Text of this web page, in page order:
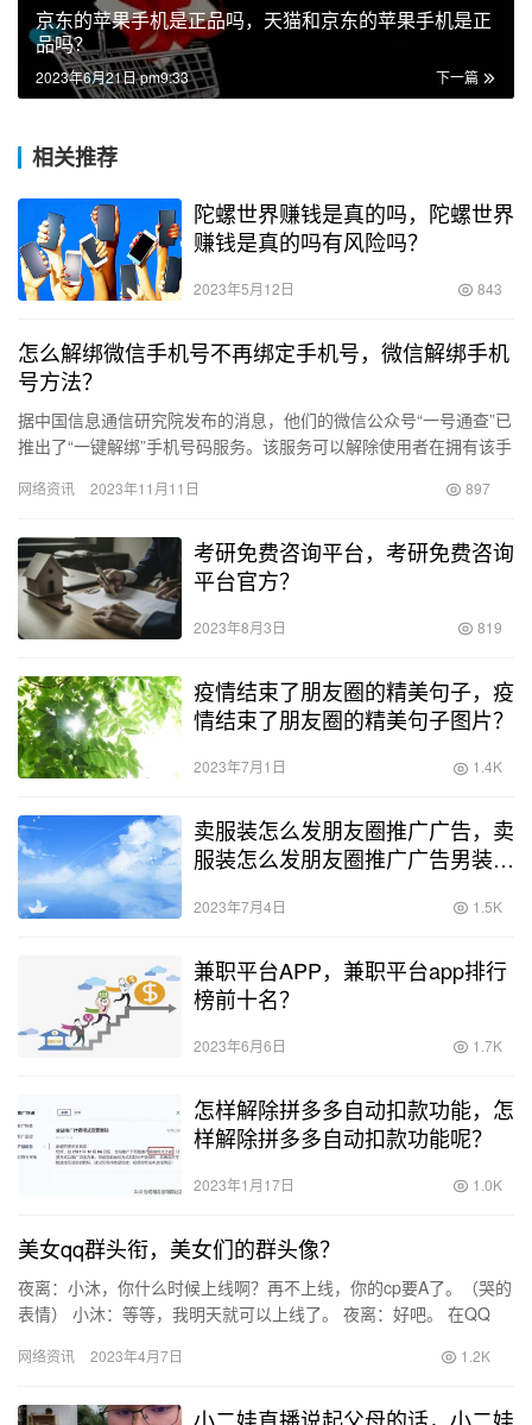
京东的苹果手机是正品吗，天猫和京东的苹果手机是正
品吗？
下一篇
2023年6月21日 pm9:33
相关推荐
陀螺世界赚钱是真的吗，陀螺世界
赚钱是真的吗有风险吗？
2023年5月12日 843
怎么解绑微信手机号不再绑定手机号，微信解绑手机
号方法？
据中国信息通信研究院发布的消息，他们的微信公众号“一号通查”已
推出了“一键解绑”手机号码服务。该服务可以解除使用者在拥有该手
网络资讯 2023年11月11日 897
考研免费咨询平台，考研免费咨询
平台官方？
2023年8月3日 819
疫情结束了朋友圈的精美句子，疫
情结束了朋友圈的精美句子图片？
2023年7月1日 1.4K
卖服装怎么发朋友圈推广广告，卖
服装怎么发朋友圈推广广告男装文
2023年7月4日 1.5K
兼职平台APP，兼职平台app排行
榜前十名？
2023年6月6日 1.7K
怎样解除拼多多自动扣款功能，怎
样解除拼多多自动扣款功能呢？
2023年1月17日 1.0K
美女qq群头衔，美女们的群头像？
夜离：小沐，你什么时候上线啊？再不上线，你的cp要A了。（哭的
表情） 小沐：等等，我明天就可以上线了。 夜离：好吧。 在QQ
网络资讯 2023年4月7日 1.2K